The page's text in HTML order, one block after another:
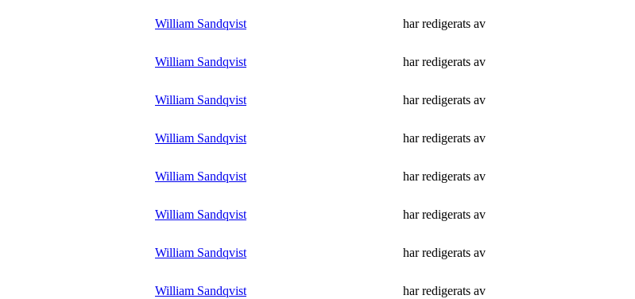
William Sandqvist har redigerats av
William Sandqvist har redigerats av
William Sandqvist har redigerats av
William Sandqvist har redigerats av
William Sandqvist har redigerats av
William Sandqvist har redigerats av
William Sandqvist har redigerats av
William Sandqvist har redigerats av